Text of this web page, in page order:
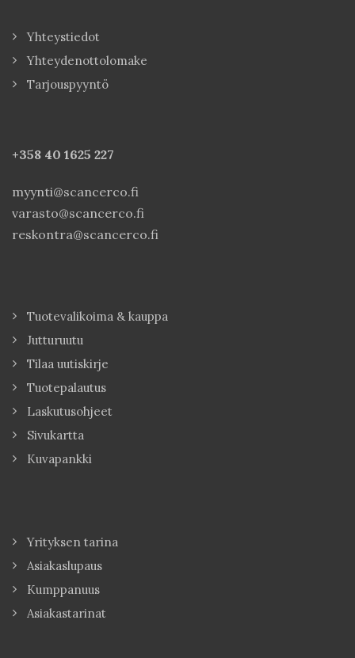
Yhteystiedot
Yhteydenottolomake
Tarjouspyyntö
+358 40 1625 227
myynti@scancerco.fi
varasto@scancerco.fi
reskontra@scancerco.fi
Tuotevalikoima & kauppa
Jutturuutu
Tilaa uutiskirje
Tuotepalautus
Laskutusohjeet
Sivukartta
Kuvapankki
Yrityksen tarina
Asiakaslupaus
Kumppanuus
Asiakastarinat